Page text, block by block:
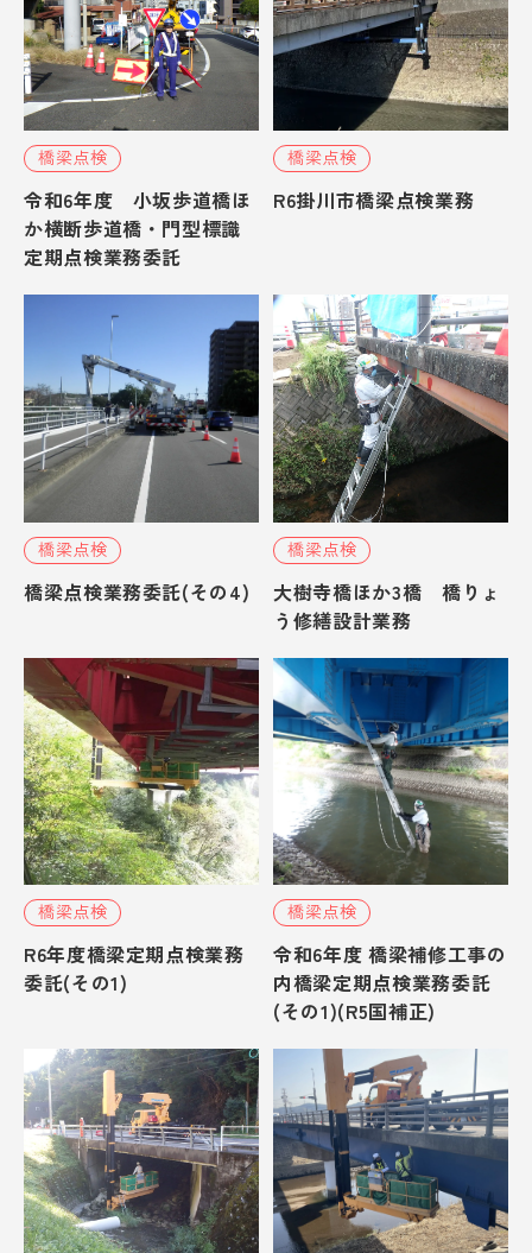
橋梁点検
令和6年度 小坂歩道橋ほ
か横断歩道橋・門型標識
定期点検業務委託
橋梁点検
R6掛川市橋梁点検業務
橋梁点検
橋梁点検業務委託(その4)
橋梁点検
大樹寺橋ほか3橋 橋りょ
う修繕設計業務
橋梁点検
R6年度橋梁定期点検業務
委託(その1)
橋梁点検
令和6年度 橋梁補修工事の
内橋梁定期点検業務委託
(その1)(R5国補正)